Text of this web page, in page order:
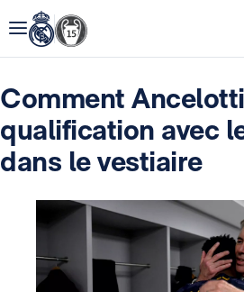
Comment
qualification avec
dans le vestiaire